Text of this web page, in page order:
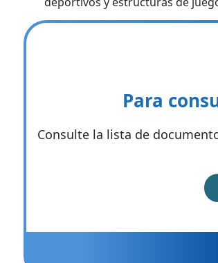
Para
Consulte la lista de